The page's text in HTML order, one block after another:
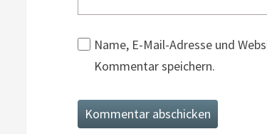
Name, E-Mail-Adresse und
Kommentar speichern.